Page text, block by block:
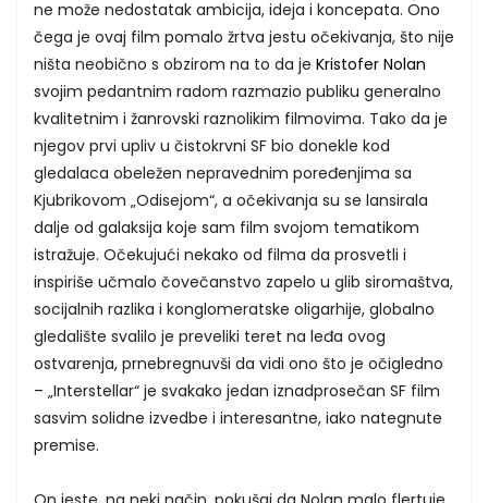
ne može nedostatak ambicija, ideja i koncepata. Ono
čega je ovaj film pomalo žrtva jestu očekivanja, što nije
ništa neobično s obzirom na to da je Kristofer Nolan
svojim pedantnim radom razmazio publiku generalno
kvalitetnim i žanrovski raznolikim filmovima. Tako da je
njegov prvi upliv u čistokrvni SF bio donekle kod
gledalaca obeležen nepravednim poređenjima sa
Kjubrikovom „Odisejom“, a očekivanja su se lansirala
dalje od galaksija koje sam film svojom tematikom
istražuje. Očekujući nekako od filma da prosvetli i
inspiriše učmalo čovečanstvo zapelo u glib siromaštva,
socijalnih razlika i konglomeratske oligarhije, globalno
gledalište svalilo je preveliki teret na leđa ovog
ostvarenja, prnebregnuvši da vidi ono što je očigledno
– „Interstellar“ je svakako jedan iznadprosečan SF film
sasvim solidne izvedbe i interesantne, iako nategnute
premise.